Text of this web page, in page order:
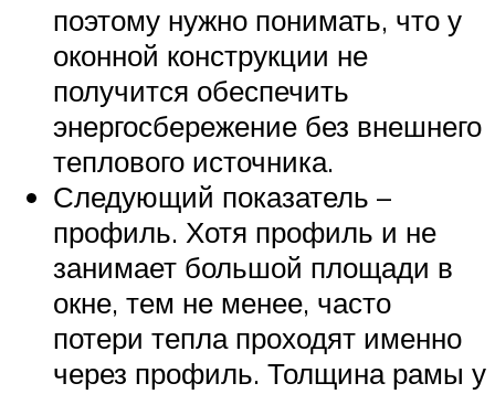
поэтому нужно понимать, что у
оконной конструкции не
получится обеспечить
энергосбережение без внешнего
теплового источника.
Следующий показатель –
профиль. Хотя профиль и не
занимает большой площади в
окне, тем не менее, часто
потери тепла проходят именно
через профиль. Толщина рамы у